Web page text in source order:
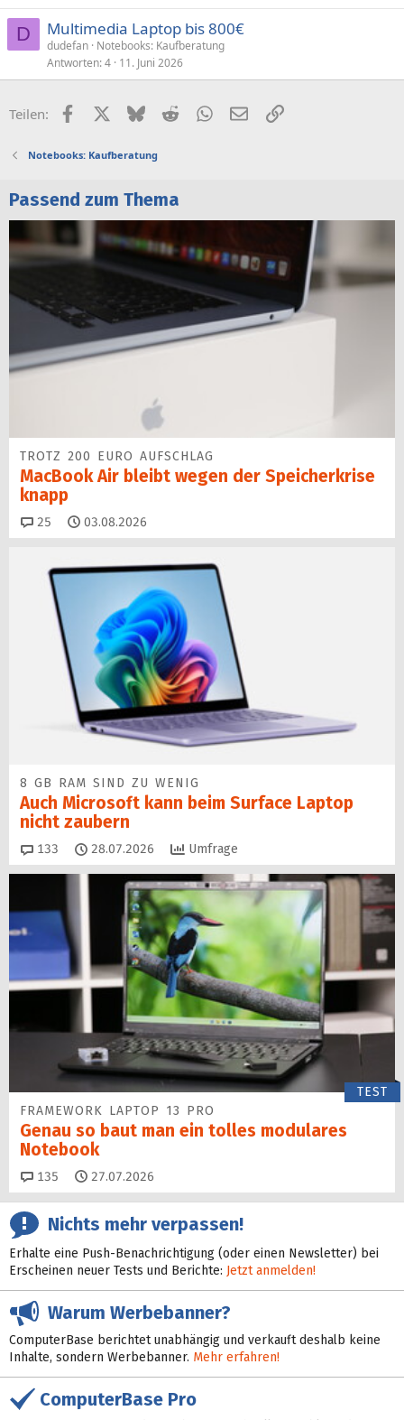
D Multimedia Laptop bis 800€
dudefan Notebooks: Kaufberatung
Antworten 4 11. Juni 2026
Teilen: FacebookX (Twitter)
BlueskyRedditWhatsApp
E-MailLink
Notebooks: Kaufberatung
Passend zum Thema
TROTZ 200 EURO AUFSCHLAG
MacBook Air bleibt wegen der Speicherkrise
knapp
25 Kommentare
03.08.2026
8 GB RAM SIND ZU WENIG
Auch Microsoft kann beim Surface Laptop
nicht zaubern
133 Kommentare
28.07.2026 Umfrage
TEST
FRAMEWORK LAPTOP 13 PRO
Genau so baut man ein tolles modulares
Notebook
135 Kommentare
27.07.2026
Nichts mehr verpassen!
Erhalte eine Push-Benachrichtigung (oder einen Newsletter) bei
Erscheinen neuer Tests und Berichte: Jetzt anmelden!
Warum Werbebanner?
ComputerBase berichtet unabhängig und verkauft deshalb keine
Inhalte, sondern Werbebanner. Mehr erfahren!
ComputerBase Pro